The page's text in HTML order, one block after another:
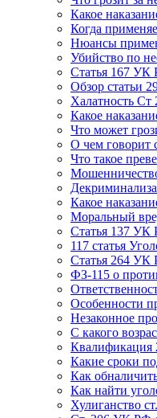
Какое
Когда
Нюансы
Убийство по
Статья 167
Обзор статьи
Халатность
Какое
Что может
О чем говорит
Что такое
Какое
Моральный
Статья 137 УК
117 статья
Статья 264 УК
ФЗ-115 о
Особенности
Незаконное
С какого
Квалификация
Какие сроки
Как
Как найти
Хулиганство